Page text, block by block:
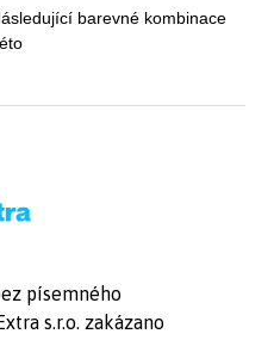
barevné kombinace
písemného
s.r.o. zakázano